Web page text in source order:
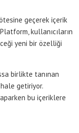
geçerek içerik
kullanıcıların
yeni bir özelliği
birlikte tanınan
getiriyor.
bu içeriklere